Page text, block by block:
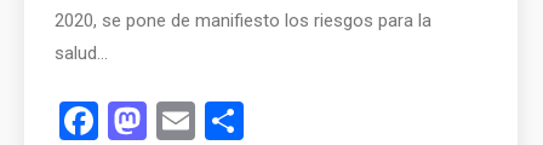
2020, se pone de manifiesto los riesgos para la
salud…
Facebook
Mastodon
Email